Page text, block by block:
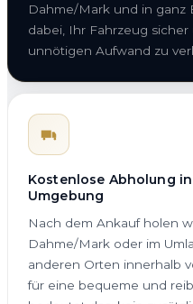
Dahme/Mark und in ganz
dabei, Ihr Fahrzeug
unnötigen Aufwand zu
Kostenlose Abholung
Umgebung
Nach dem Ankauf holen
Dahme/Mark oder im
anderen Orten innerhalb
für eine bequeme und